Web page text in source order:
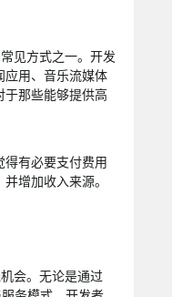
见方式之一。开发
应用、音乐流媒体
于那些能够提供高
得有必要支付费用
增加收入来源。
会。无论是通过